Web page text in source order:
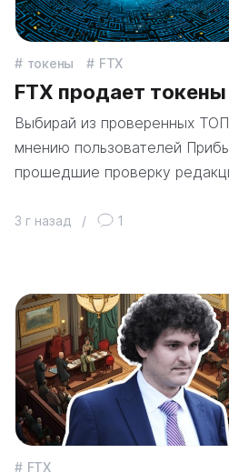
токены FTX
FTX продает токены
Выбирай из проверенных
мнению пользователей
прошедшие проверку
3 г назад / 1
FTX